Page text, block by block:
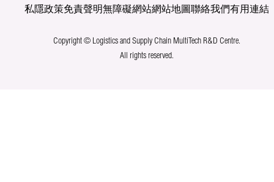
私隱政策免責聲明無障礙網站網站地圖聯絡我們有用連結
Copyright © Logistics and Supply Chain MultiTech R&D Centre.
All rights reserved.